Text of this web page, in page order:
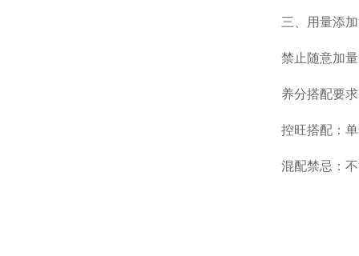
三、用量添
禁止随意加
养分搭配要
控旺搭配：
混配禁忌：